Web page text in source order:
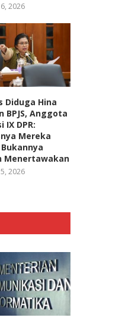
2026
Diduga Hina
BPJS, Anggota
IX DPR:
Mereka
Menertawakan
2026